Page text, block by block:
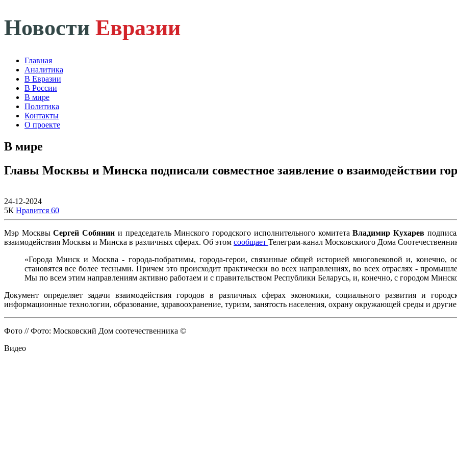
Новости Евразии
Главная
Аналитика
В Евразии
В России
В мире
Политика
Контакты
О проекте
В мире
Главы Москвы и Минска подписали совместное заявление о взаимодействии
24-12-2024
5К Нравится 60
Мэр МосквыСергей Собянин и председатель Минского городского исполнительного комитетаВладимир Кухарев
взаимодействия Москвы и Минска в различных сферах. Об этом сообщает Телеграм-канал Московскиого Дома
«Города Минск и Москва - города-побратимы, города-герои, связанные общей историей многовековой и,
становятся все более тесными. Причем это происходит практически во всех направлениях, во всех отраслях -
Мы по всем этим направлениям активно работаем и с правительством Республики Беларусь, и, конечно, с городом
Документ определяет задачи взаимодействия городов в различных сферах экономики, социального развития и
информационные технологии, образование, здравоохранение, туризм, занятость населения, охрану окружающей среды и
Фото // Фото: Московский Дом соотечественника ©
Видео